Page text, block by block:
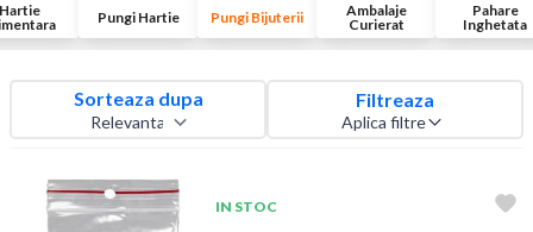
Pungi Hartie Pungi Bijuterii
Ambalaje
Curierat
Pahare
Inghetata
Sorteaza dupa Filtreaza
Aplica filtre
IN STOC